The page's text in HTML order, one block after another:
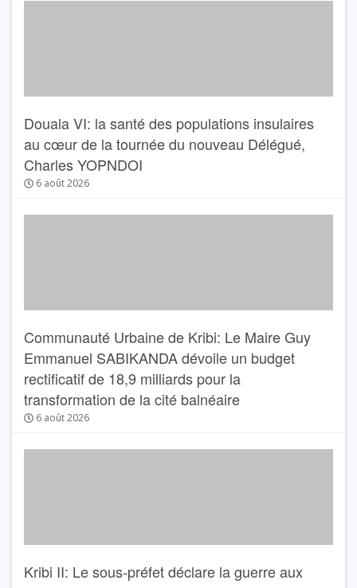
Douala VI: la santé des populations insulaires
au cœur de la tournée du nouveau Délégué,
Charles YOPNDOI
6 août 2026
Communauté Urbaine de Kribi: Le Maire Guy
Emmanuel SABIKANDA dévoile un budget
rectificatif de 18,9 milliards pour la
transformation de la cité balnéaire
6 août 2026
Kribi II: Le sous-préfet déclare la guerre aux